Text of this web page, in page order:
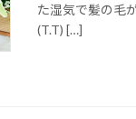
た湿気で髪の毛
(T.T) […]